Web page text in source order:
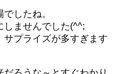
したね。
しませんでした(^^;
サプライズが多すぎます